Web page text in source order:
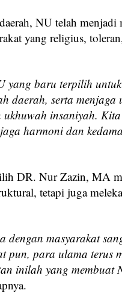
NU telah menjadi
yang religius,
yang baru terpilih
daerah, serta menjaga
insaniyah.
harmoni dan
DR. Nur Zazin, MA
tetapi juga
dengan masyarakat
pun, para ulama terus
inilah yang membuat